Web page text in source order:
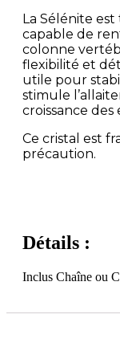
La Sélénite
capable de
colonne
flexibilité et
utile pour
stimule
croissance des
Ce cristal est
précaution.
Détails :
Inclus Chaîne ou